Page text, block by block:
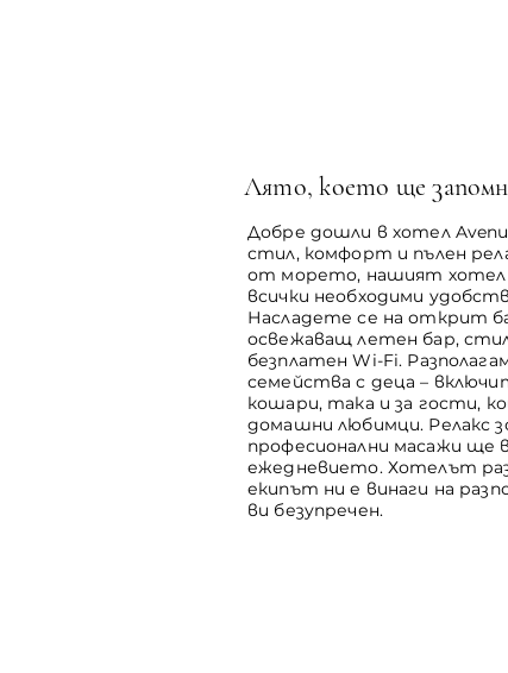
Лято, което ще
Добре дошли в хотел
стил, комфорт и пълен
от морето, нашият хотел
всички необходими
Насладете се на открит
освежаващ летен бар,
безплатен Wi-Fi.
семейства с деца –
кошари, така и за гости,
домашни любимци. Релакс
професионални масажи ще
ежедневието. Хотелът
екипът ни е винаги на
ви безупречен.